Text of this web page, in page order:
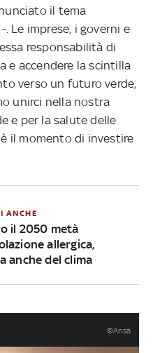
il tema
Le imprese, i governi e
responsabilità di
e accendere la scintilla
verso un futuro verde,
unirci nella nostra
e per la salute delle
il momento di investire
ANCHE
il 2050 metà
allergica,
anche del clima
©Ansa